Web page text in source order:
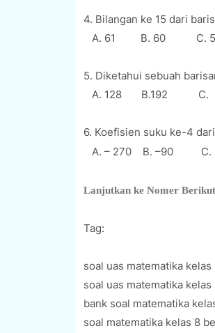
4. Bilangan ke 15 dari
A. 61 B. 60 C.
5. Diketahui sebuah
A. 128 B.192 C.
6. Koefisien suku ke-4
A. – 270 B. –90
Lanjutkan ke Nomer
Tag:
soal uas matematika
soal uas matematika
bank soal matematika
soal matematika kelas 8